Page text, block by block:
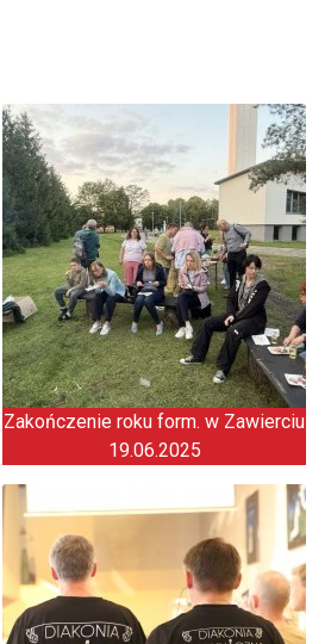
Zakończenie roku form. w Zawierciu
19.06.2025